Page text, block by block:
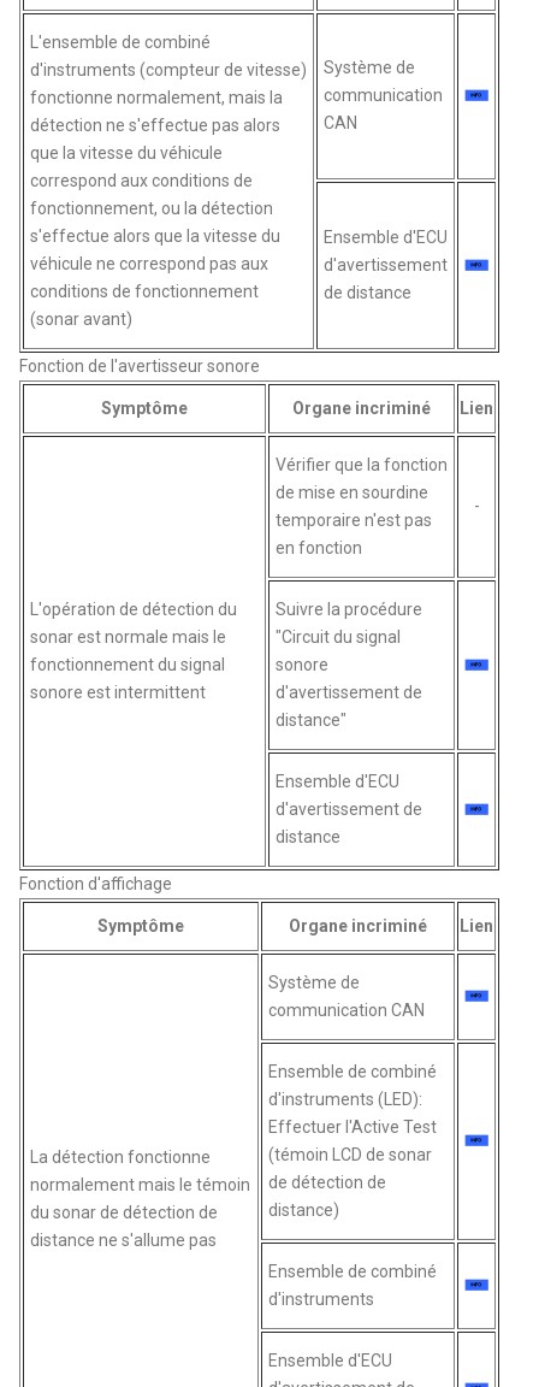
L'ensemble de combiné
d'instruments (compteur de vitesse)
fonctionne normalement, mais la
détection ne s'effectue pas alors
que la vitesse du véhicule
correspond aux conditions de
fonctionnement, ou la détection
s'effectue alors que la vitesse du
véhicule ne correspond pas aux
conditions de fonctionnement
(sonar avant)
Système de
communication
CAN
Ensemble d'ECU
d'avertissement
de distance
Fonction de l'avertisseur sonore
Symptôme Organe incriminé Lien
L'opération de détection du
sonar est normale mais le
fonctionnement du signal
sonore est intermittent
Vérifier que la fonction
de mise en sourdine
temporaire n'est pas
en fonction
-
Suivre la procédure
"Circuit du signal
sonore
d'avertissement de
distance"
Ensemble d'ECU
d'avertissement de
distance
Fonction d'affichage
Symptôme Organe incriminé Lien
La détection fonctionne
normalement mais le témoin
du sonar de détection de
distance ne s'allume pas
Système de
communication CAN
Ensemble de combiné
d'instruments (LED):
Effectuer l'Active Test
(témoin LCD de sonar
de détection de
distance)
Ensemble de combiné
d'instruments
Ensemble d'ECU